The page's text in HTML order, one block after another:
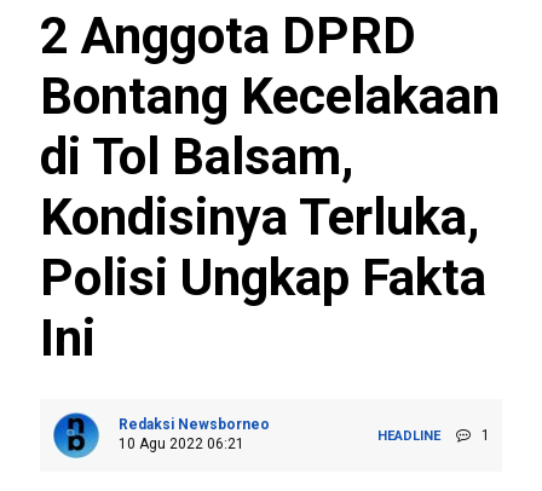
2 Anggota DPRD
Bontang Kecelakaan
di Tol Balsam,
Kondisinya Terluka,
Polisi Ungkap Fakta
Ini
Redaksi Newsborneo
10 Agu 2022 06:21
HEADLINE 1